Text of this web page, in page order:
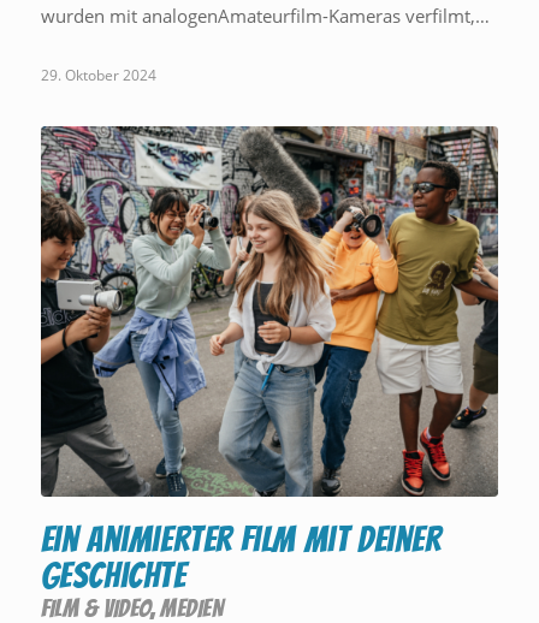
wurden mit analogenAmateurfilm-Kameras verfilmt,…
29. Oktober 2024
Ein animierter Film mit deiner
Geschichte
FILM & VIDEO,MEDIEN